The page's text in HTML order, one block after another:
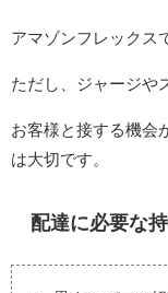
アマゾンフレックス
ただし、ジャージや
お客様と接する機会
は大切です。
配達に必要な